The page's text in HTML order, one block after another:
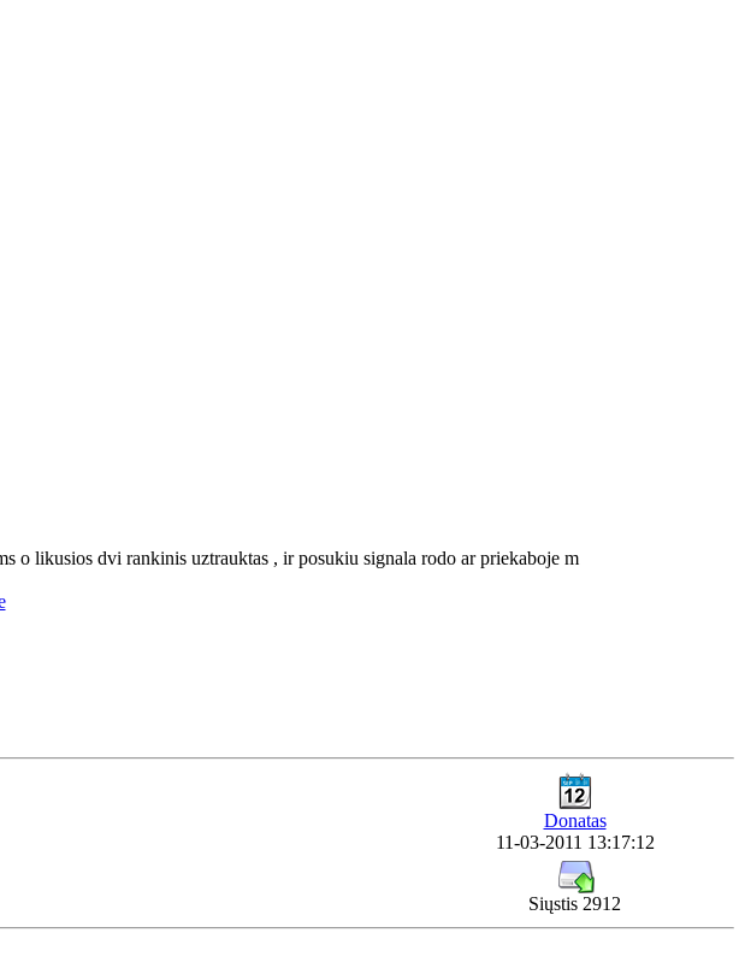
o likusios dvi rankinis uztrauktas , ir posukiu signala rodo ar priekaboje m
Donatas
11-03-2011 13:17:12
Siųstis 2912